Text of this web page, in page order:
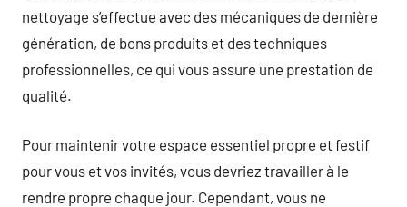
nettoyage s’effectue avec des mécaniques de dernière
génération, de bons produits et des techniques
professionnelles, ce qui vous assure une prestation de
qualité.
Pour maintenir votre espace essentiel propre et festif
pour vous et vos invités, vous devriez travailler à le
rendre propre chaque jour. Cependant, vous ne